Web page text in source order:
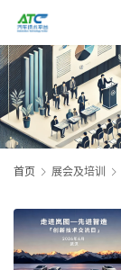
首页 展会及培训